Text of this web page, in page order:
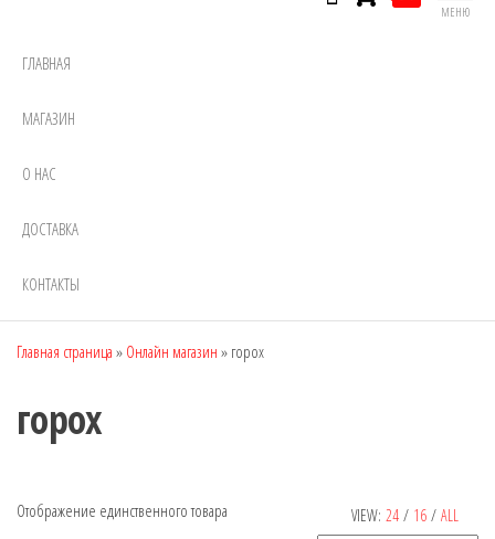
МЕНЮ
ГЛАВНАЯ
МАГАЗИН
О НАС
ДОСТАВКА
КОНТАКТЫ
Главная страница » Онлайн магазин » горох
горох
Рекомендуемый продукт
VIEW: 24 / 16 / ALL
Отображение единственного товара